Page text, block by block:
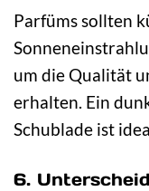
Parfüms sollten
um die Qualität
erhalten. Ein
Schublade ist
6.